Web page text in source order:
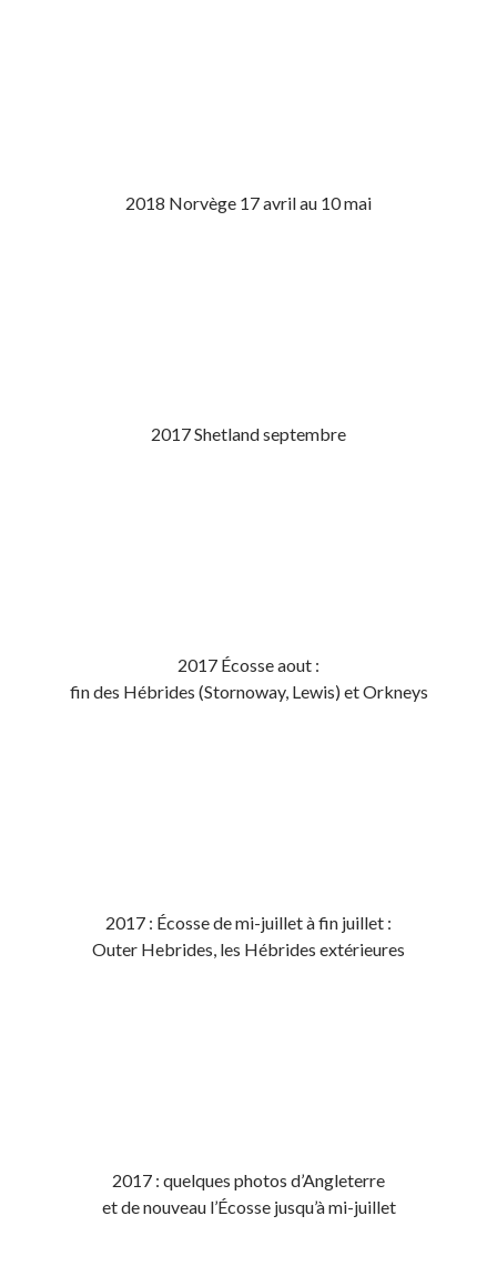
2018 Norvège 17 avril au 10 mai
2017 Shetland septembre
2017 Écosse aout :
fin des Hébrides (Stornoway, Lewis) et Orkneys
2017 : Écosse de mi-juillet à fin juillet :
Outer Hebrides, les Hébrides extérieures
2017 : quelques photos d’Angleterre
et de nouveau l’Écosse jusqu’à mi-juillet